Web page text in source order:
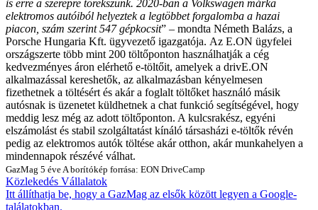
is erre a szerepre törekszünk. 2020-ban a Volkswagen márka
elektromos autóiból helyeztek a legtöbbet forgalomba a hazai
piacon, szám szerint 547 gépkocsit” – mondta Németh Balázs, a
Porsche Hungaria Kft. ügyvezető igazgatója. Az E.ON ügyfelei
országszerte több mint 200 töltőponton használhatják a cég
kedvezményes áron elérhető e-töltőit, amelyek a drivE.ON
alkalmazással kereshetők, az alkalmazásban kényelmesen
fizethetnek a töltésért és akár a foglalt töltőket használó másik
autósnak is üzenetet küldhetnek a chat funkció segítségével, hogy
meddig lesz még az adott töltőponton. A kulcsrakész, egyéni
elszámolást és stabil szolgáltatást kínáló társasházi e-töltők révén
pedig az elektromos autók töltése akár otthon, akár munkahelyen a
mindennapok részévé válhat.
GazMag 5 éve A borítókép forrása: EON DriveCamp
Közlekedés Vállalatok
Itt állíthatja be, hogy a GazMag az elsők között legyen a Google-
találatokban.